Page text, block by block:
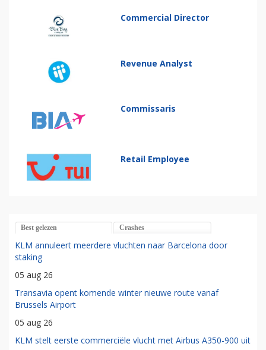
Commercial Director
Revenue Analyst
Commissaris
Retail Employee
Best gelezen Crashes
KLM annuleert meerdere vluchten naar Barcelona door
staking
05 aug 26
Transavia opent komende winter nieuwe route vanaf
Brussels Airport
05 aug 26
KLM stelt eerste commerciële vlucht met Airbus A350-900 uit